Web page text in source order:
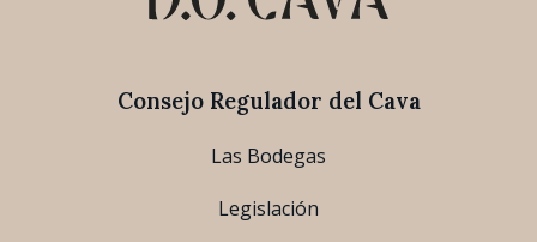
Consejo Regulador del Cava
Las Bodegas
Legislación